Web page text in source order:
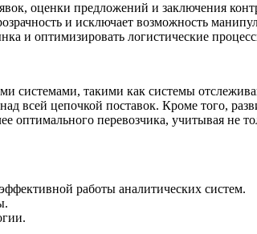
оценки предложений и заключения
и исключает возможность
и оптимизировать логистические
системами, такими как системы
всей цепочкой поставок. Кроме того,
перевозчика, учитывая не
работы аналитических систем.